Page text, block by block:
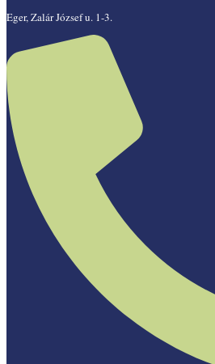
Eger, Zalár József u. 1-3.